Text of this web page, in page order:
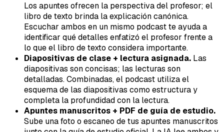
Los apuntes ofrecen la perspectiva del profesor; el
libro de texto brinda la explicación canónica.
Escuchar ambos en un mismo podcast te ayuda a
identificar qué detalles enfatizó el profesor frente a
lo que el libro de texto considera importante.
Diapositivas de clase + lectura asignada. Las
diapositivas son concisas; las lecturas son
detalladas. Combinadas, el podcast utiliza el
esquema de las diapositivas como estructura y
completa la profundidad con la lectura.
Apuntes manuscritos + PDF de guía de estudio.
Sube una foto o escaneo de tus apuntes manuscritos